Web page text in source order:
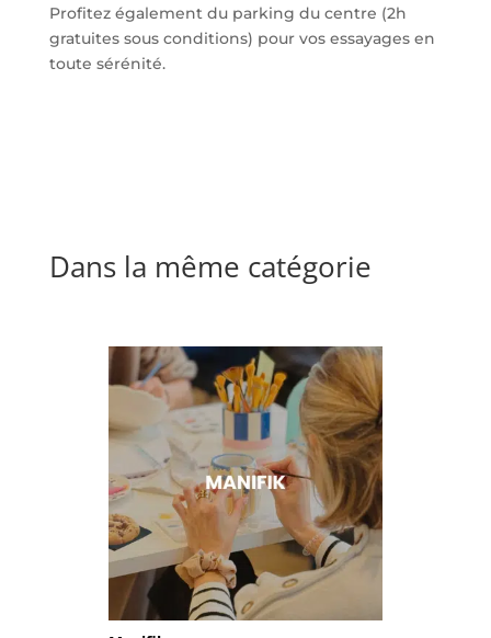
Profitez également du parking du centre (2h
gratuites sous conditions) pour vos essayages en
toute sérénité.
Dans la même catégorie